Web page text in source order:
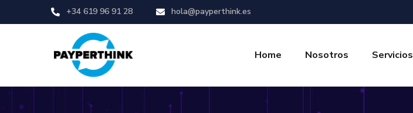
+34 619 96 91 28 hola@payperthink.es
Home Nosotros Servicios